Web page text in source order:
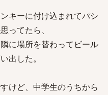
キーに付け込まれてパシ
ってたら、
に場所を替わってビール
出した。
けど、中学生のうちから